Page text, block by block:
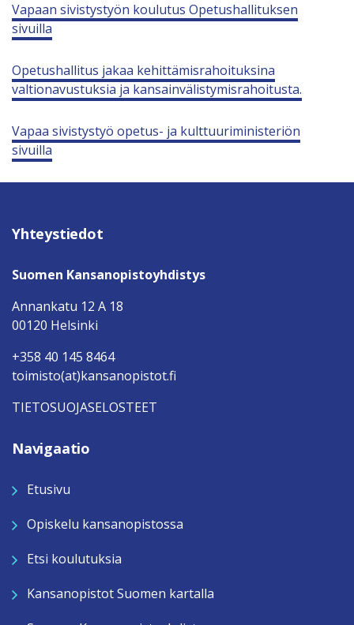
Vapaan sivistystyön koulutus Opetushallituksen
sivuilla
Opetushallitus jakaa kehittämisrahoituksina
valtionavustuksia ja kansainvälistymisrahoitusta.
Vapaa sivistystyö opetus- ja kulttuuriministeriön
sivuilla
Yhteystiedot
Suomen Kansanopistoyhdistys
Annankatu 12 A 18
00120 Helsinki
+358 40 145 8464
toimisto(at)kansanopistot.fi
TIETOSUOJASELOSTEET
Navigaatio
Etusivu
Opiskelu kansanopistossa
Etsi koulutuksia
Kansanopistot Suomen kartalla